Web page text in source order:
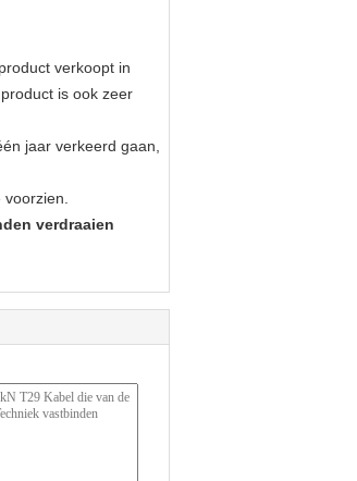
verkoopt in
is ook zeer
jaar verkeerd gaan,
verdraaien